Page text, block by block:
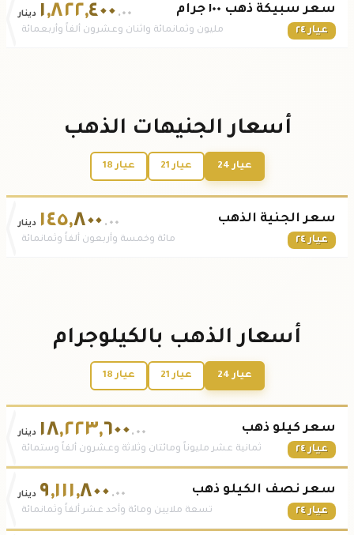
سعر سبيكة ذهب ١٠٠ جرام
عيار ٢٤
١,٨٢٢,٤٠٠ .٠٠ دينار
مليون وثمانمائة واثنان وعشرون ألفاً وأربعمائة
أسعار الجنيهات الذهب
عيار 24 عيار 21 عيار 18
سعر الجنية الذهب
عيار ٢٤
١٤٥,٨٠٠ .٠٠ دينار
مائة وخمسة وأربعون ألفاً وثمانمائة
أسعار الذهب بالكيلوجرام
عيار 24 عيار 21 عيار 18
سعر كيلو ذهب
عيار ٢٤
١٨,٢٢٣,٦٠٠.٠٠ دينار
ثمانية عشر مليوناً ومائتان وثلاثة وعشرون ألفاً وستمائة
سعر نصف الكيلو ذهب
عيار ٢٤
٩,١١١,٨٠٠ .٠٠ دينار
تسعة ملايين ومائة وأحد عشر ألفاً وثمانمائة